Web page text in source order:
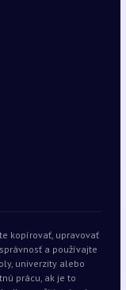
kopírovať, upravovať
a používajte
univerzity alebo
prácu, ak je to